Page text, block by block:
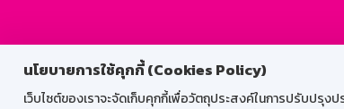
นโยบายการใช้คุกกี้ (Cookies Policy)
เว็บไซต์ของเราจะจัดเก็บคุกกี้เพื่อวัตถุประสงค์ในการปรับปรุง